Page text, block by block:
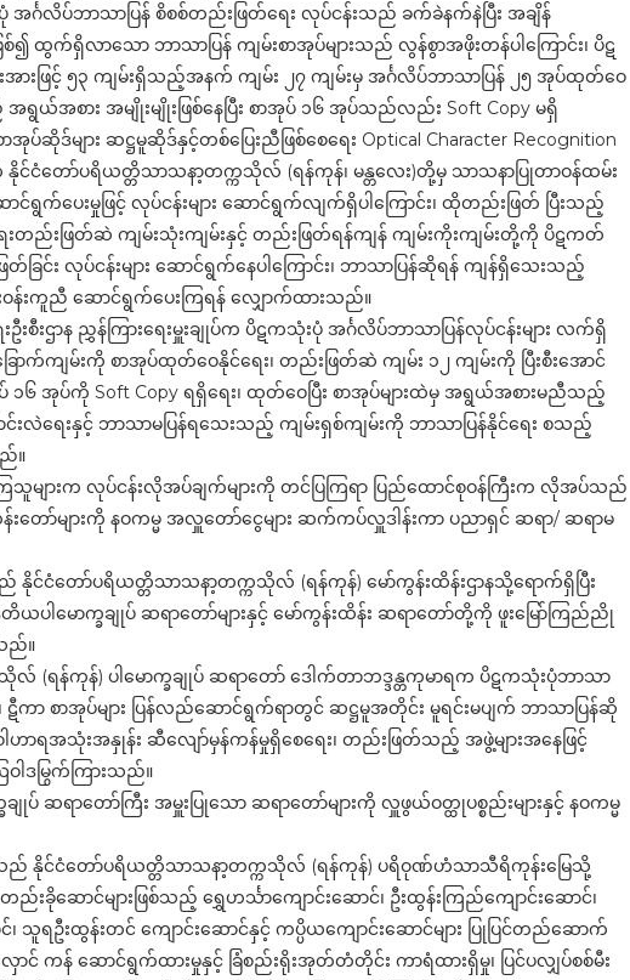
င်္ဂလိပ်ဘာသာပြန် စိစစ်တည်းဖြတ်ရေး လုပ်ငန်းသည် ခက်ခဲနက်နဲပြီး အချိန်
က်ရှိလာသော ဘာသာပြန် ကျမ်းစာအုပ်များသည် လွန်စွာအဖိုးတန်ပါကြောင်း၊ ပိဋ
အားဖြင့် ၅၃ ကျမ်းရှိသည့်အနက် ကျမ်း ၂၇ ကျမ်းမှ အင်္ဂလိပ်ဘာသာပြန် ၂၅ အုပ်ထုတ်ဝေ
ရွယ်အစား အမျိုးမျိုးဖြစ်နေပြီး စာအုပ် ၁၆ အုပ်သည်လည်း Soft Copy မရှိ
များ ဆဋ္ဌမူဆိုဒ်နှင့်တစ်ပြေးညီဖြစ်စေရေး Optical Character Recognition
နိုင်ငံတော်ပရိယတ္တိသာသနာ့တက္ကသိုလ် (ရန်ကုန်၊ မန္တလေး)တို့မှ သာသနာပြုတာဝန်ထမ်း
ရွက်ပေးမှုဖြင့် လုပ်ငန်းများ ဆောင်ရွက်လျက်ရှိပါကြောင်း၊ ထိုတည်းဖြတ် ပြီးသည့်
းတည်းဖြတ်ဆဲ ကျမ်းသုံးကျမ်းနှင့် တည်းဖြတ်ရန်ကျန် ကျမ်းကိုးကျမ်းတို့ကို ပိဋကတ်
ြင်း လုပ်ငန်းများ ဆောင်ရွက်နေပါကြောင်း၊ ဘာသာပြန်ဆိုရန် ကျန်ရှိသေးသည့်
ဝန်းကူညီ ဆောင်ရွက်ပေးကြရန် လျှောက်ထားသည်။
းစီးဌာန ညွှန်ကြားရေးမှူးချုပ်က ပိဋကသုံးပုံ အင်္ဂလိပ်ဘာသာပြန်လုပ်ငန်းများ လက်ရှိ
ာက်ကျမ်းကို စာအုပ်ထုတ်ဝေနိုင်ရေး၊ တည်းဖြတ်ဆဲ ကျမ်း ၁၂ ကျမ်းကို ပြီးစီးအောင်
၁၆ အုပ်ကို Soft Copy ရရှိရေး၊ ထုတ်ဝေပြီး စာအုပ်များထဲမှ အရွယ်အစားမညီသည့်
င်းလဲရေးနှင့် ဘာသာမပြန်ရသေးသည့် ကျမ်းရှစ်ကျမ်းကို ဘာသာပြန်နိုင်ရေး စသည့်
။
များက လုပ်ငန်းလိုအပ်ချက်များကို တင်ပြကြရာ ပြည်ထောင်စုဝန်ကြီးက လိုအပ်သည်
ဟန်းတော်များကို နဝကမ္မ အလှူတော်ငွေများ ဆက်ကပ်လှူဒါန်းကာ ပညာရှင် ဆရာ/ ဆရာမ
ငံတော်ပရိယတ္တိသာသနာ့တက္ကသိုလ် (ရန်ကုန်) မော်ကွန်းထိန်းဌာနသို့ရောက်ရှိပြီး
တိယပါမောက္ခချုပ် ဆရာတော်များနှင့် မော်ကွန်းထိန်း ဆရာတော်တို့ကို ဖူးမြော်ကြည်ညို
ည်။
(ရန်ကုန်) ပါမောက္ခချုပ် ဆရာတော် ဒေါက်တာဘဒ္ဒန္တကုမာရက ပိဋကသုံးပုံဘာသာ
ဋီကာ စာအုပ်များ ပြန်လည်ဆောင်ရွက်ရာတွင် ဆဋ္ဌမူအတိုင်း မူရင်းမပျက် ဘာသာပြန်ဆို
ေါဟာရအသုံးအနှုန်း ဆီလျော်မှန်ကန်မှုရှိစေရေး၊ တည်းဖြတ်သည့် အဖွဲ့များအနေဖြင့်
ါဒမြွက်ကြားသည်။
ျုပ် ဆရာတော်ကြီး အမှူးပြုသော ဆရာတော်များကို လှူဖွယ်ဝတ္ထုပစ္စည်းများနှင့် နဝကမ္မ
သည် နိုင်ငံတော်ပရိယတ္တိသာသနာ့တက္ကသိုလ် (ရန်ကုန်) ပရိဝုဏ်ဟံသာသီရိကုန်းမြေသို့
ည်းခိုဆောင်များဖြစ်သည့် ရွှေဟင်္သာကျောင်းဆောင်၊ ဦးထွန်းကြည်ကျောင်းဆောင်၊
၊ သူရဦးထွန်းတင် ကျောင်းဆောင်နှင့် ကပ္ပိယကျောင်းဆောင်များ ပြုပြင်တည်ဆောက်
လှောင် ကန် ဆောင်ရွက်ထားမှုနှင့် ခြံစည်းရိုးအုတ်တံတိုင်း ကာရံထားရှိမှု၊ ပြင်ပလျှပ်စစ်မီး